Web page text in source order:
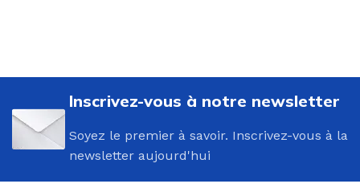
Inscrivez-vous à notre newsletter
Soyez le premier à savoir. Inscrivez-vous à la
newsletter aujourd'hui